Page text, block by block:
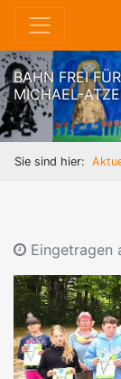
BAHN FREI
MICHAEL-
Sie sind hier:
Eingetragen